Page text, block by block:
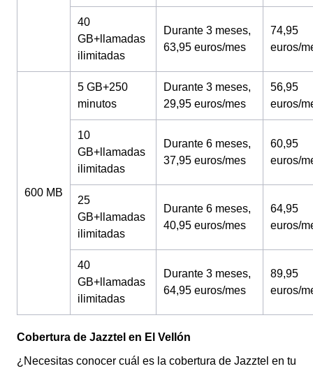
40
GB+llamadas
ilimitadas
Durante 3 meses,
63,95 euros/mes
74,95
euros/
600 MB
5 GB+250
minutos
Durante 3 meses,
29,95 euros/mes
56,95
euros/
10
GB+llamadas
ilimitadas
Durante 6 meses,
37,95 euros/mes
60,95
euros/
25
GB+llamadas
ilimitadas
Durante 6 meses,
40,95 euros/mes
64,95
euros/
40
GB+llamadas
ilimitadas
Durante 3 meses,
64,95 euros/mes
89,95
euros/
Cobertura de Jazztel en El Vellón
¿Necesitas conocer cuál es la cobertura de Jazztel en tu